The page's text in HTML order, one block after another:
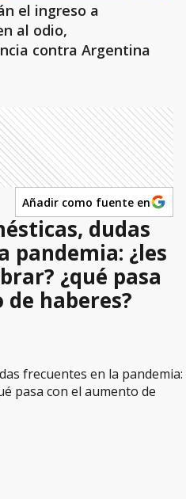
el ingreso a
al odio,
contra Argentina
Añadir como fuente en
dudas
pandemia: ¿les
¿qué pasa
haberes?